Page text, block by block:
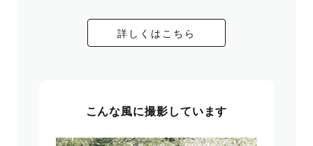
詳しくはこちら
こんな風に撮影しています